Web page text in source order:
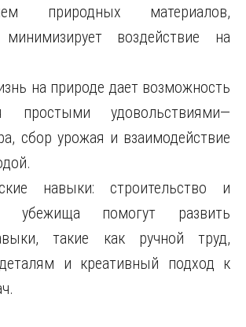
природных материалов,
минимизирует воздействие на
на природе дает возможность
простыми удовольствиями—
сбор урожая и взаимодействие
навыки: строительство и
убежища помогут развить
такие как ручной труд,
и креативный подход к